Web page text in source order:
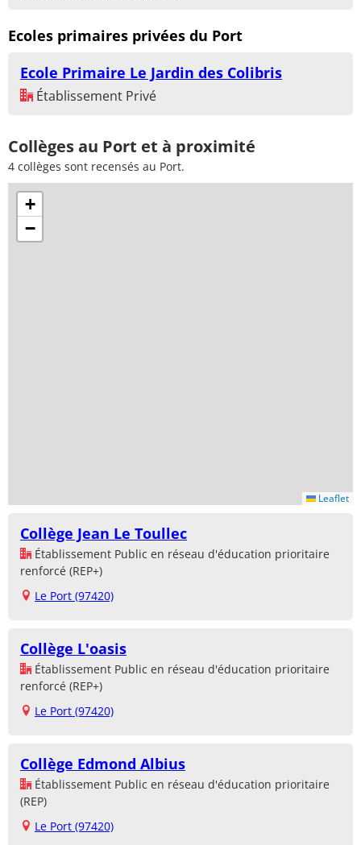
Ecoles primaires privées du Port
Ecole Primaire Le Jardin des Colibris
Établissement Privé
Collèges au Port et à proximité
4 collèges sont recensés au Port.
+
−
Leaflet
Collège Jean Le Toullec
Établissement Public en réseau d'éducation prioritaire
renforcé (REP+)
Le Port (97420)
Collège L'oasis
Établissement Public en réseau d'éducation prioritaire
renforcé (REP+)
Le Port (97420)
Collège Edmond Albius
Établissement Public en réseau d'éducation prioritaire
(REP)
Le Port (97420)